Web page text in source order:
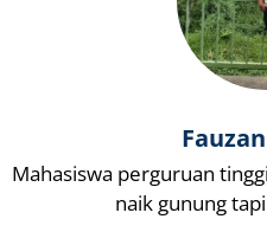
Mahasiswa perguruan
naik gunung